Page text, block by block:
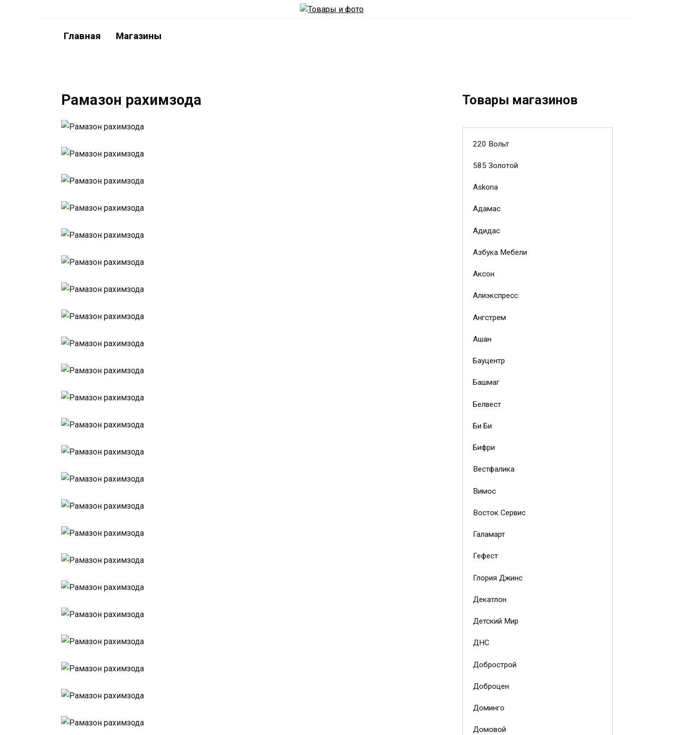
Главная Магазины
Рамазон рахимзода Товары магазинов
220 Вольт
585 Золотой
Askona
Адамас
Адидас
Азбука Мебели
Аксон
Алиэкспресс
Ангстрем
Ашан
Бауцентр
Башмаг
Белвест
Би Би
Бифри
Вестфалика
Вимос
Восток Сервис
Галамарт
Гефест
Глория Джинс
Декатлон
Детский Мир
ДНС
Добрострой
Доброцен
Доминго
Домовой